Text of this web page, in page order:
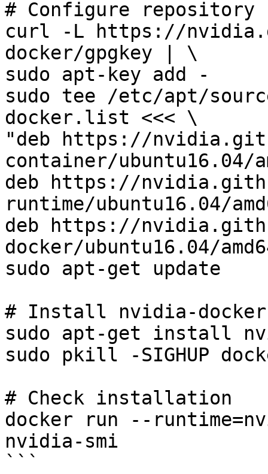
# Configure repository
curl -L https://
docker/gpgkey | \
sudo apt-key add -
sudo tee /etc/apt/
docker.list <<< \
"deb https://
container/ubuntu16.04/
deb https://
runtime/ubuntu16.04/
deb https://
docker/ubuntu16.04/
sudo apt-get update
# Install nvidia-
sudo apt-get install
sudo pkill -SIGHUP
# Check installation
docker run --
nvidia-smi
```